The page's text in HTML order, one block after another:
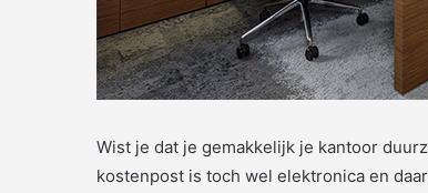
Wist je dat je gemakkelijk je kantoor
kostenpost is toch wel elektronica en